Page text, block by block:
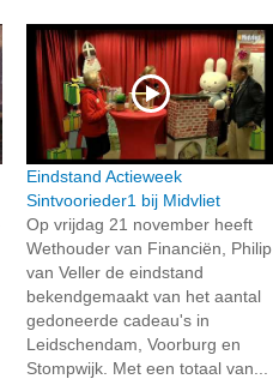
Eindstand Actieweek
Sintvoorieder1 bij Midvliet
Op vrijdag 21 november heeft
Wethouder van Financiën, Philip
van Veller de eindstand
bekendgemaakt van het aantal
gedoneerde cadeau's in
Leidschendam, Voorburg en
Stompwijk. Met een totaal van...